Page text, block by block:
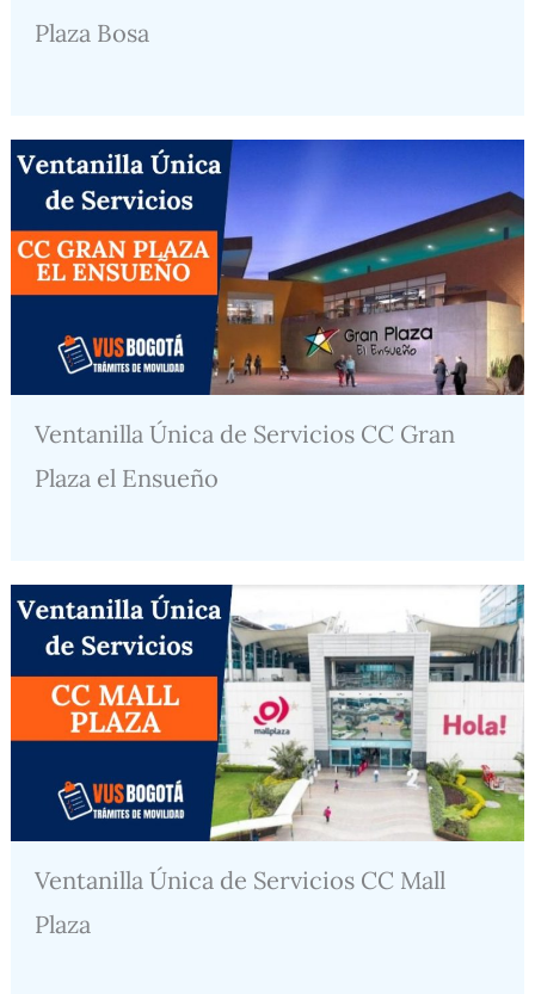
Plaza Bosa
Ventanilla Única de Servicios CC Gran
Plaza el Ensueño
Ventanilla Única de Servicios CC Mall
Plaza